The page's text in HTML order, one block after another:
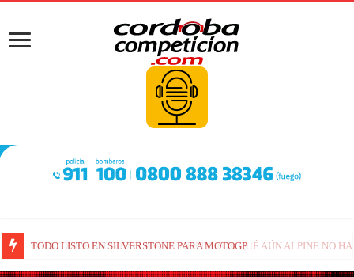
BRIATORE BUSCA EXPLICACIONES DE POR QUÉ AÚN ALPINE NO